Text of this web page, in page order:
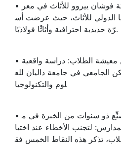
• تألقت شركة فوشان ييروو للأثاث في معر
الدولي للأثاث، حيث عرضت أس
رّة حديدية احترافية وأثاثًا فولاذيًا.
• تجديد أماكن معيشة الطلاب: دراسة واقعية
الجامعي في جامعة داليان للع
لوم والتكنولوجيا
• يكشف مُصنِّع ذو سنوات من الخبرة في م
لتجنب الأخطاء عند اختيا
تذكر هذه النقاط الخمس فق